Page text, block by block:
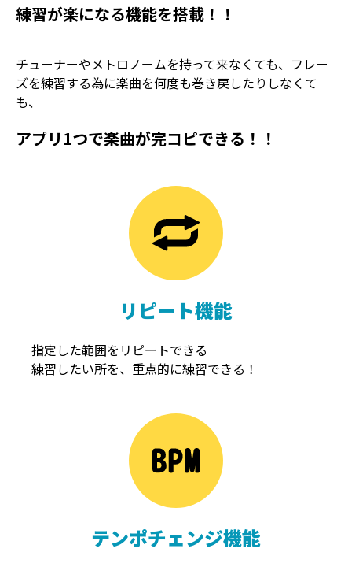
練習が楽になる機能を搭載！！
チューナーやメトロノームを持って来なくても、フレー
ズを練習する為に楽曲を何度も巻き戻したりしなくて
も、
アプリ1つで楽曲が完コピできる！！
リピート機能
指定した範囲をリピートできる
練習したい所を、重点的に練習できる！
テンポチェンジ機能